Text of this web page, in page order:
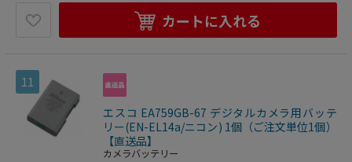
カートに入れる
11
エスコ EA759GB-67 デジタルカメラ用バッテ
リー(EN-EL14a/ニコン) 1個（ご注文単位1個）
【直送品】
カメラバッテリー